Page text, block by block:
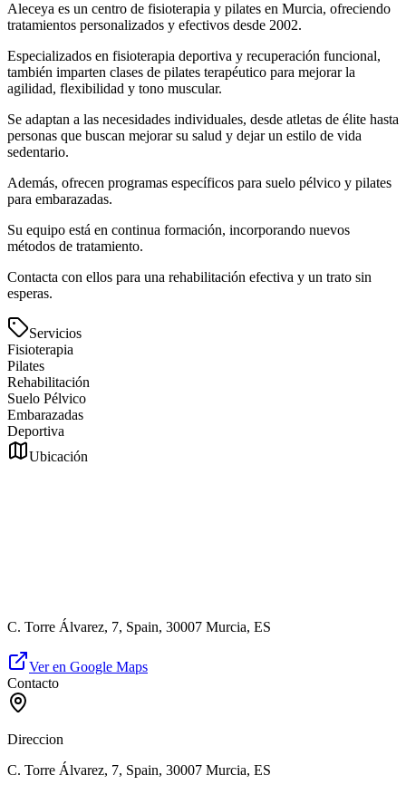
Aleceya es un centro de fisioterapia y pilates en Murcia, ofreciendo
tratamientos personalizados y efectivos desde 2002.
Especializados en fisioterapia deportiva y recuperación funcional,
también imparten clases de pilates terapéutico para mejorar la
agilidad, flexibilidad y tono muscular.
Se adaptan a las necesidades individuales, desde atletas de élite hasta
personas que buscan mejorar su salud y dejar un estilo de vida
sedentario.
Además, ofrecen programas específicos para suelo pélvico y pilates
para embarazadas.
Su equipo está en continua formación, incorporando nuevos
métodos de tratamiento.
Contacta con ellos para una rehabilitación efectiva y un trato sin
esperas.
Servicios
Fisioterapia
Pilates
Rehabilitación
Suelo Pélvico
Embarazadas
Deportiva
Ubicación
C. Torre Álvarez, 7, Spain, 30007 Murcia, ES
Ver en Google Maps
Contacto
Direccion
C. Torre Álvarez, 7, Spain, 30007 Murcia, ES